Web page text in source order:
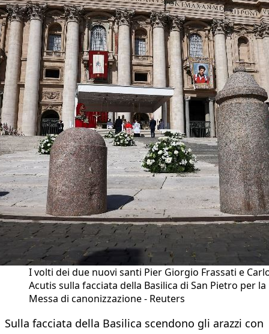
I volti dei due nuovi santi Pier Giorgio Frassati e
Acutis sulla facciata della Basilica di San Pietro per la
Messa di canonizzazione - Reuters
Sulla facciata della Basilica scendono gli arazzi con